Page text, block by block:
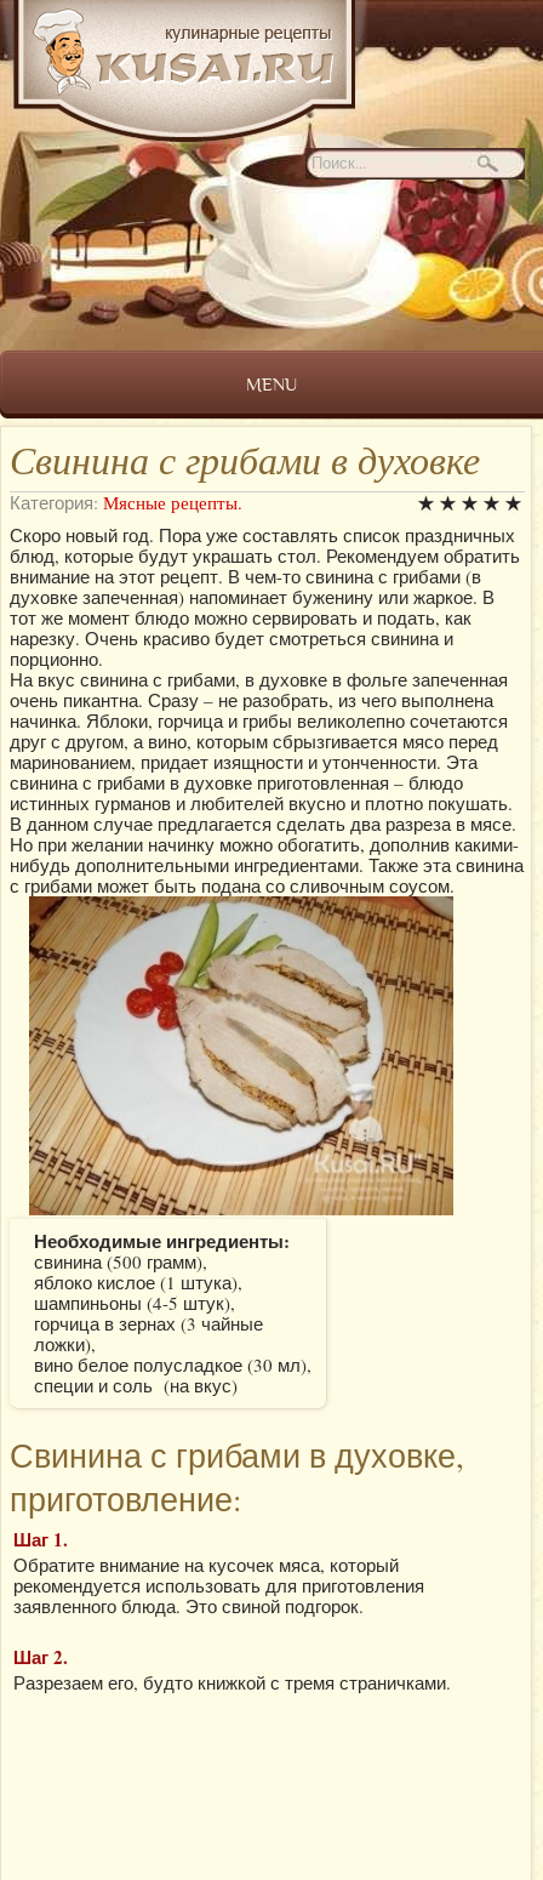
MENU
Свинина с грибами в духовке
Категория: Мясные рецепты.
Скоро новый год. Пора уже составлять список праздничных
блюд, которые будут украшать стол. Рекомендуем обратить
внимание на этот рецепт. В чем-то свинина с грибами (в
духовке запеченная) напоминает буженину или жаркое. В
тот же момент блюдо можно сервировать и подать, как
нарезку. Очень красиво будет смотреться свинина и
порционно.
На вкус свинина с грибами, в духовке в фольге запеченная
очень пикантна. Сразу – не разобрать, из чего выполнена
начинка. Яблоки, горчица и грибы великолепно сочетаются
друг с другом, а вино, которым сбрызгивается мясо перед
маринованием, придает изящности и утонченности. Эта
свинина с грибами в духовке приготовленная – блюдо
истинных гурманов и любителей вкусно и плотно покушать.
В данном случае предлагается сделать два разреза в мясе.
Но при желании начинку можно обогатить, дополнив какими-
нибудь дополнительными ингредиентами. Также эта свинина
с грибами может быть подана со сливочным соусом.
Необходимые ингредиенты:
свинина (500 грамм),
яблоко кислое (1 штука),
шампиньоны (4-5 штук),
горчица в зернах (3 чайные
ложки),
вино белое полусладкое (30 мл),
специи и соль (на вкус)
Свинина с грибами в духовке,
приготовление:
Шаг 1.
Обратите внимание на кусочек мяса, который
рекомендуется использовать для приготовления
заявленного блюда. Это свиной подгорок.
Шаг 2.
Разрезаем его, будто книжкой с тремя страничками.